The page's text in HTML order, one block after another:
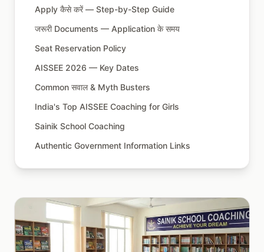
Apply कैसे करें — Step-by-Step Guide
जरूरी Documents — Application के समय
Seat Reservation Policy
AISSEE 2026 — Key Dates
Common सवाल & Myth Busters
India's Top AISSEE Coaching for Girls
Sainik School Coaching
Authentic Government Information Links